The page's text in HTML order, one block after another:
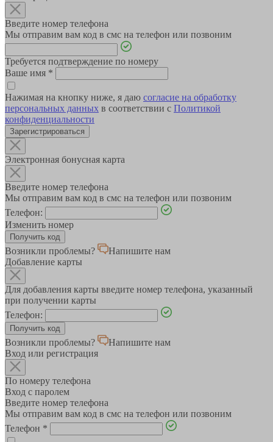
Введите номер телефона
Мы отправим вам код в смс на телефон или позвоним
Требуется подтверждение по номеру
Ваше имя *
Нажимая на кнопку ниже, я даю согласие на обработку
персональных данных в соответствии с Политикой
конфиденциальности
Зарегистрироваться
Электронная бонусная карта
Введите номер телефона
Мы отправим вам код в смс на телефон или позвоним
Телефон:
Изменить номер
Возникли проблемы?
Напишите нам
Добавление карты
Для добавления карты введите номер телефона, указанный
при получении карты
Телефон:
Возникли проблемы?
Напишите нам
Вход или регистрация
По номеру телефона
Вход с паролем
Введите номер телефона
Мы отправим вам код в смс на телефон или позвоним
Телефон *